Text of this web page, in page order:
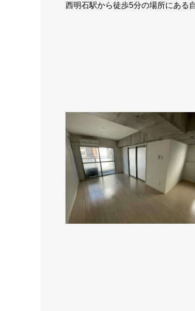
西明石駅から徒歩5分の場所にある